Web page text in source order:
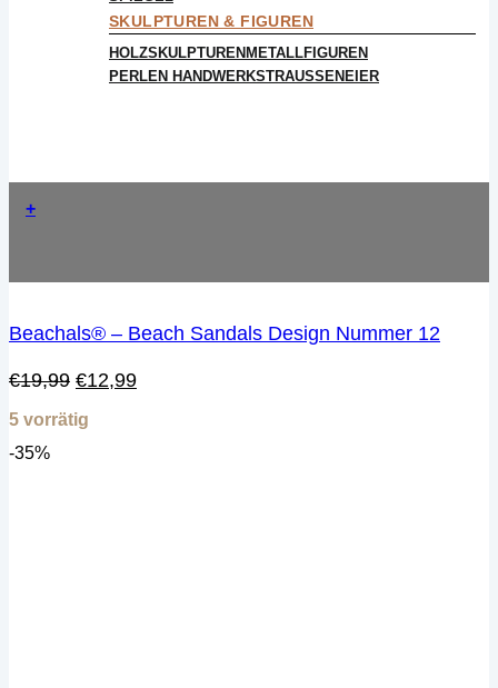
SKULPTUREN & FIGUREN
HOLZSKULPTURENMETALLFIGUREN
PERLEN HANDWERKSTRAUSSENEIER
+
Beachals® – Beach Sandals Design Nummer 12
€19,99 Ursprünglicher
war:
€12,99Aktueller
5 vorrätig
-35%